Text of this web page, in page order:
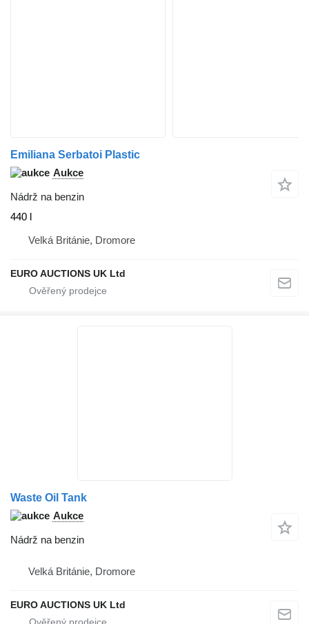
Emiliana Serbatoi Plastic
Aukce
Nádrž na benzin
440 l
Velká Británie, Dromore
EURO AUCTIONS UK Ltd
Waste Oil Tank
Aukce
Nádrž na benzin
Velká Británie, Dromore
EURO AUCTIONS UK Ltd